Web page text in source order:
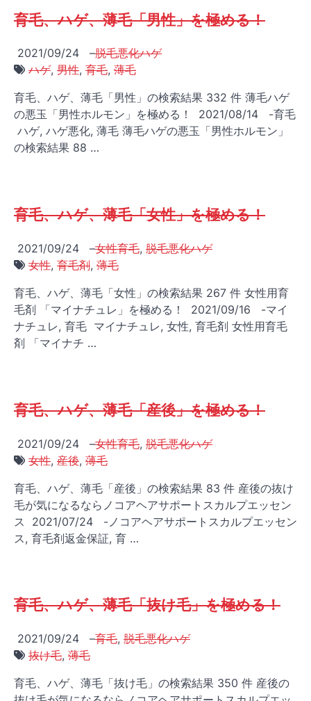
育毛、ハゲ、薄毛「男性」を極める！
2021/09/24 –脱毛悪化ハゲ
ハゲ, 男性, 育毛, 薄毛
育毛、ハゲ、薄毛「男性」の検索結果 332 件 薄毛ハゲ
の悪玉「男性ホルモン」を極める！ 2021/08/14 -育毛
ハゲ, ハゲ悪化, 薄毛 薄毛ハゲの悪玉「男性ホルモン」
の検索結果 88 …
育毛、ハゲ、薄毛「女性」を極める！
2021/09/24 –女性育毛, 脱毛悪化ハゲ
女性, 育毛剤, 薄毛
育毛、ハゲ、薄毛「女性」の検索結果 267 件 女性用育
毛剤 「マイナチュレ」を極める！ 2021/09/16 -マイ
ナチュレ, 育毛 マイナチュレ, 女性, 育毛剤 女性用育毛
剤 「マイナチ …
育毛、ハゲ、薄毛「産後」を極める！
2021/09/24 –女性育毛, 脱毛悪化ハゲ
女性, 産後, 薄毛
育毛、ハゲ、薄毛「産後」の検索結果 83 件 産後の抜け
毛が気になるならノコアヘアサポートスカルプエッセン
ス 2021/07/24 -ノコアヘアサポートスカルプエッセン
ス, 育毛剤返金保証, 育 …
育毛、ハゲ、薄毛「抜け毛」を極める！
2021/09/24 –育毛, 脱毛悪化ハゲ
抜け毛, 薄毛
育毛、ハゲ、薄毛「抜け毛」の検索結果 350 件 産後の